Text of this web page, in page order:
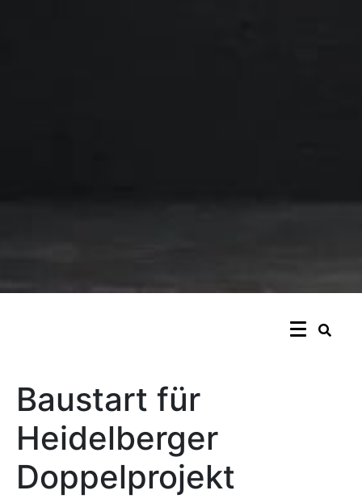
Baustart für
Heidelberger
Doppelprojekt